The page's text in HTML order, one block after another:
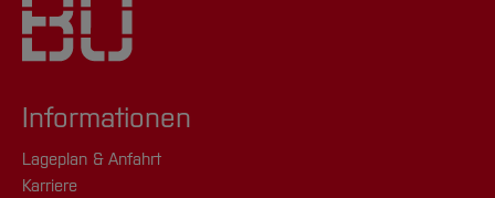
Informationen
Lageplan & Anfahrt
Karriere